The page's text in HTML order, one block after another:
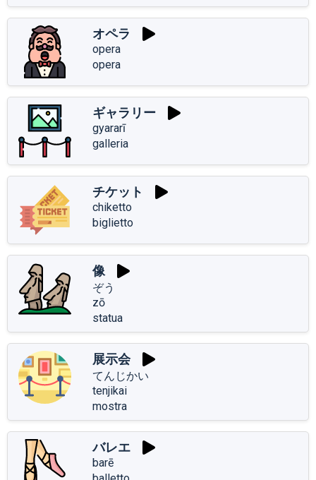
オペラ
opera
opera
ギャラリー
gyararī
galleria
チケット
chiketto
biglietto
像
ぞう
zō
statua
展示会
てんじかい
tenjikai
mostra
バレエ
barē